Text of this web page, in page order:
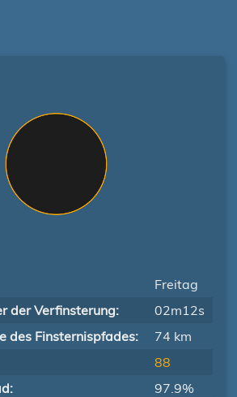
Freitag
der Verfinsterung:
02m12s
des Finsternispfades:
74 km
88
97.9%